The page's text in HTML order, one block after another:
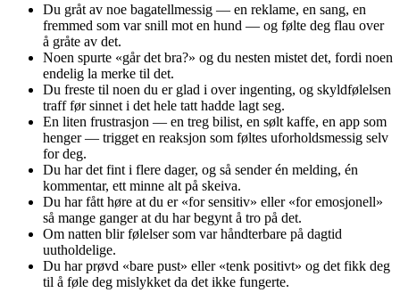
Du gråt av noe bagatellmessig — en reklame, en sang, en
fremmed som var snill mot en hund — og følte deg flau over
å gråte av det.
Noen spurte «går det bra?» og du nesten mistet det, fordi noen
endelig la merke til det.
Du freste til noen du er glad i over ingenting, og skyldfølelsen
traff før sinnet i det hele tatt hadde lagt seg.
En liten frustrasjon — en treg bilist, en sølt kaffe, en app som
henger — trigget en reaksjon som føltes uforholdsmessig selv
for deg.
Du har det fint i flere dager, og så sender én melding, én
kommentar, ett minne alt på skeiva.
Du har fått høre at du er «for sensitiv» eller «for emosjonell»
så mange ganger at du har begynt å tro på det.
Om natten blir følelser som var håndterbare på dagtid
uutholdelige.
Du har prøvd «bare pust» eller «tenk positivt» og det fikk deg
til å føle deg mislykket da det ikke fungerte.